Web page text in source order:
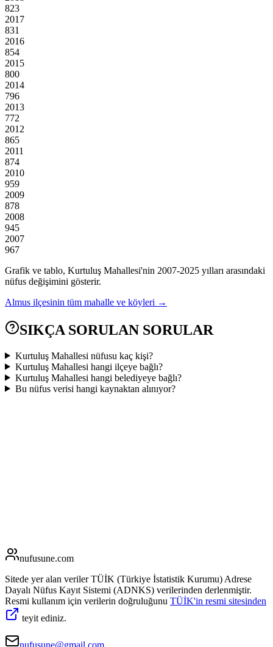
823
2017
831
2016
854
2015
800
2014
796
2013
772
2012
865
2011
874
2010
959
2009
878
2008
945
2007
967
Grafik ve tablo, Kurtuluş Mahallesi'nin 2007-2025 yılları arasındaki
nüfus değişimini gösterir.
Almus ilçesinin tüm mahalle ve köyleri →
SIKÇA SORULAN SORULAR
Kurtuluş Mahallesi nüfusu kaç kişi?
Kurtuluş Mahallesi hangi ilçeye bağlı?
Kurtuluş Mahallesi hangi belediyeye bağlı?
Bu nüfus verisi hangi kaynaktan alınıyor?
nufusune.com
Sitede yer alan veriler TÜİK (Türkiye İstatistik Kurumu) Adrese
Dayalı Nüfus Kayıt Sistemi (ADNKS) verilerinden derlenmiştir.
Resmi kullanım için verilerin doğruluğunu TÜİK'in resmi sitesinden
teyit ediniz.
nufusune@gmail.com